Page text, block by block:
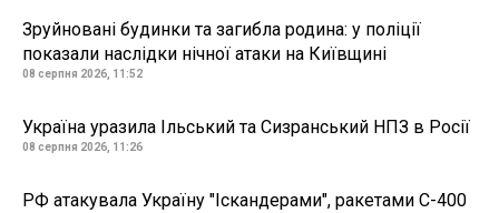
Зруйновані будинки та загибла родина: у поліції
показали наслідки нічної атаки на Київщині
08 серпня 2026, 11:52
Україна уразила Ільський та Сизранський НПЗ в Росії
08 серпня 2026, 11:26
РФ атакувала Україну "Іскандерами", ракетами С-400